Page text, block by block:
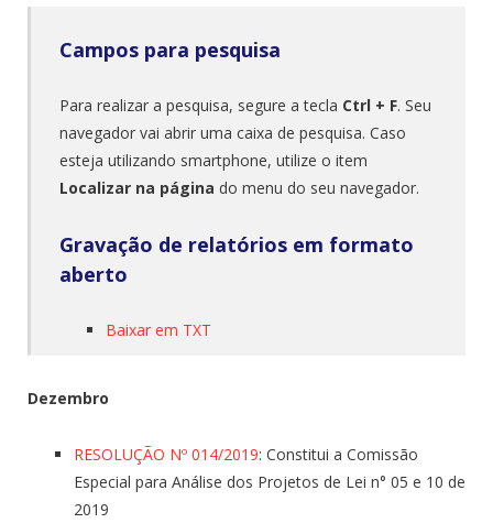
Campos para pesquisa
Para realizar a pesquisa, segure a tecla Ctrl + F. Seu
navegador vai abrir uma caixa de pesquisa. Caso
esteja utilizando smartphone, utilize o item
Localizar na página do menu do seu navegador.
Gravação de relatórios em formato
aberto
Baixar em TXT
Dezembro
RESOLUÇÃO Nº 014/2019: Constitui a Comissão
Especial para Análise dos Projetos de Lei n° 05 e 10 de
2019